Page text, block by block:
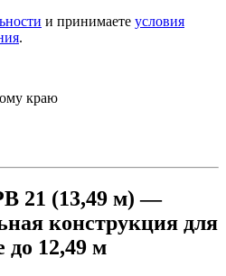
и принимаете условия
.
краю
21 (13,49 м) —
конструкция для
до 12,49 м